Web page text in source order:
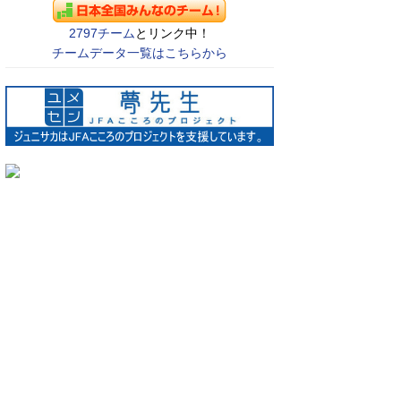
2797チーム とリンク中！
チームデータ一覧はこちらから